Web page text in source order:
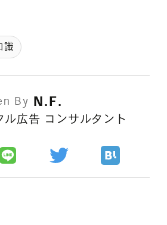
中
ィング用語集
識
By N.F.
ル広告 コンサルタント